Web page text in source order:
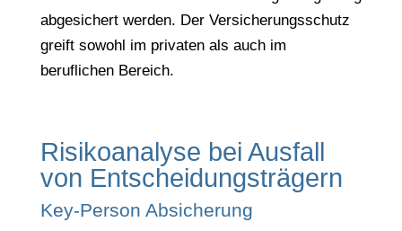
abgesichert werden. Der Versicherungsschutz
greift sowohl im privaten als auch im
beruflichen Bereich.
Risikoanalyse bei Ausfall
von Entscheidungsträgern
Key-Person Absicherung